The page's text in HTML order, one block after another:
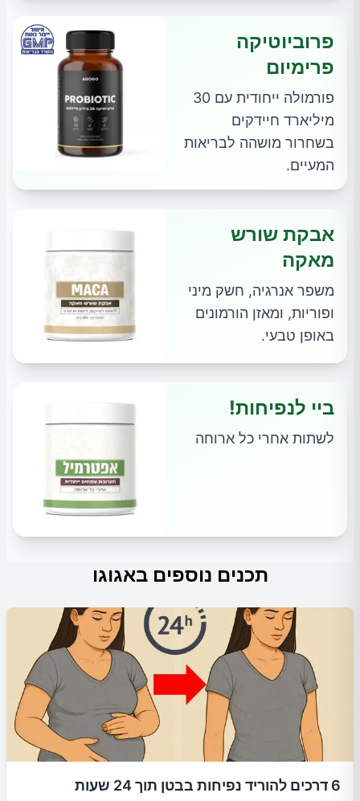
פרוביוטיקה
פרימיום
פורמולה ייחודית עם 30
מיליארד חיידקים
בשחרור מושהה לבריאות
המעיים.
אבקת שורש
מאקה
משפר אנרגיה, חשק מיני
ופוריות, ומאזן הורמונים
באופן טבעי.
ביי לנפיחות!
לשתות אחרי כל ארוחה
תכנים נוספים באגוגו
6 דרכים להוריד נפיחות בבטן תוך 24 שעות